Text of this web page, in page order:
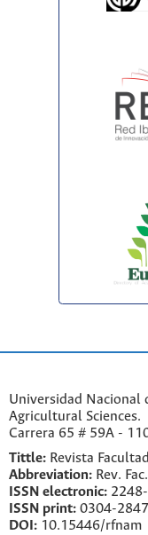
Universidad Nacional
Agricultural Sciences.
Carrera 65 # 59A -
Tittle: Revista
Abbreviation: Rev.
ISSN electronic:
ISSN print: 0304-
DOI: 10.15446/rfnam